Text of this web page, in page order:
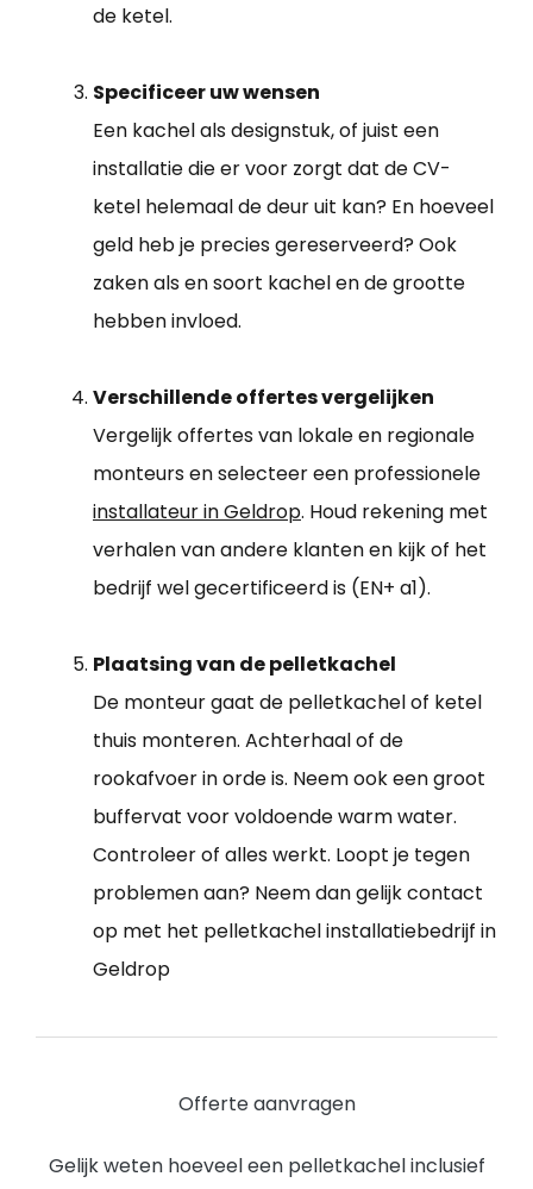
de ketel.
Specificeer uw wensen
Een kachel als designstuk, of juist een
installatie die er voor zorgt dat de CV-
ketel helemaal de deur uit kan? En hoeveel
geld heb je precies gereserveerd? Ook
zaken als en soort kachel en de grootte
hebben invloed.
Verschillende offertes vergelijken
Vergelijk offertes van lokale en regionale
monteurs en selecteer een professionele
installateur in Geldrop. Houd rekening met
verhalen van andere klanten en kijk of het
bedrijf wel gecertificeerd is (EN+ a1).
Plaatsing van de pelletkachel
De monteur gaat de pelletkachel of ketel
thuis monteren. Achterhaal of de
rookafvoer in orde is. Neem ook een groot
buffervat voor voldoende warm water.
Controleer of alles werkt. Loopt je tegen
problemen aan? Neem dan gelijk contact
op met het pelletkachel installatiebedrijf in
Geldrop
Offerte aanvragen
Gelijk weten hoeveel een pelletkachel inclusief